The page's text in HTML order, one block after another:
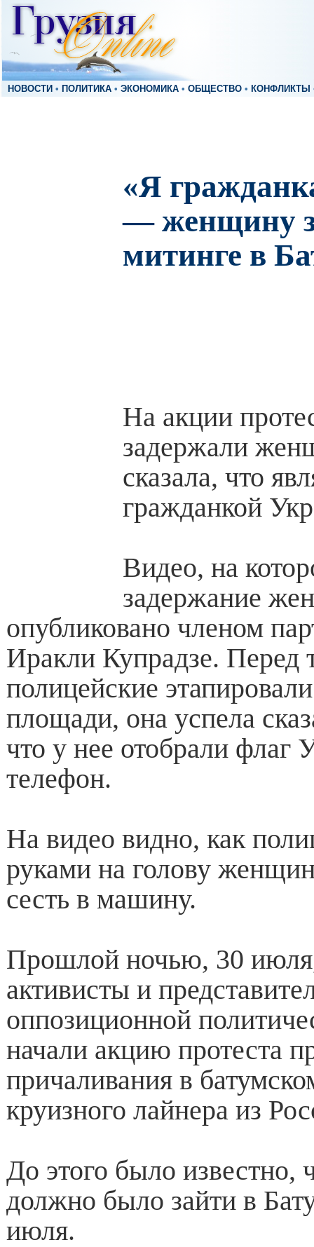
НОВОСТИ • ПОЛИТИКА • ЭКОНОМИКА • ОБЩЕСТВО • КОНФЛИКТЫ
«Я
— женщину
митинге в
На акции
задержали
сказала, что
гражданкой
Видео, на
задержание
опубликовано членом
Иракли Купрадзе. Перед
полицейские
площади, она успела
что у нее отобрали флаг
телефон.
На видео видно, как
руками на голову
сесть в машину.
Прошлой ночью, 30
активисты и
оппозиционной
начали акцию протеста
причаливания в
круизного лайнера из
До этого было известно,
должно было зайти в
июля.